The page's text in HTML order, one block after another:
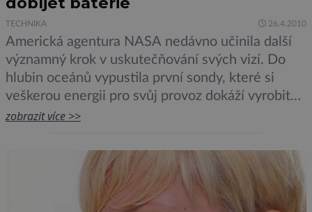
TECHNIKA 26.4.2010
Americká agentura NASA nedávno učinila další
významný krok v uskutečňování svých vizí. Do
hlubin oceánů vypustila první sondy, které si
veškerou energii pro svůj provoz dokáží vyrobit
samy. Využívají k tomu rozdíly mezi teplotou
TREC, kterou v nedávné době vyslali na její první
podvodní misi do okolí Havajských ostrovů
zaměstnanci NASA, […]
zobrazit více >>